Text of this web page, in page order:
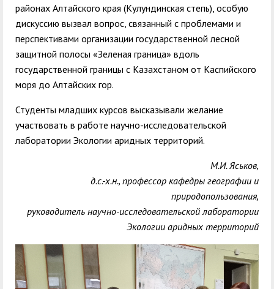
районах Алтайского края (Кулундинская степь), особую
дискуссию вызвал вопрос, связанный с проблемами и
перспективами организации государственной лесной
защитной полосы «Зеленая граница» вдоль
государственной границы с Казахстаном от Каспийского
моря до Алтайских гор.
Студенты младших курсов высказывали желание
участвовать в работе научно-исследовательской
лаборатории Экологии аридных территорий.
М.И. Яськов,
д.с.-х.н., профессор кафедры географии и
природопользования,
руководитель научно-исследовательской лаборатории
Экологии аридных территорий